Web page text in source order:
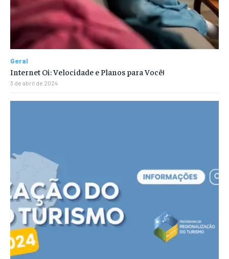
Geral
Internet Oi: Velocidade e Planos para Você!
3 de abril de 2024